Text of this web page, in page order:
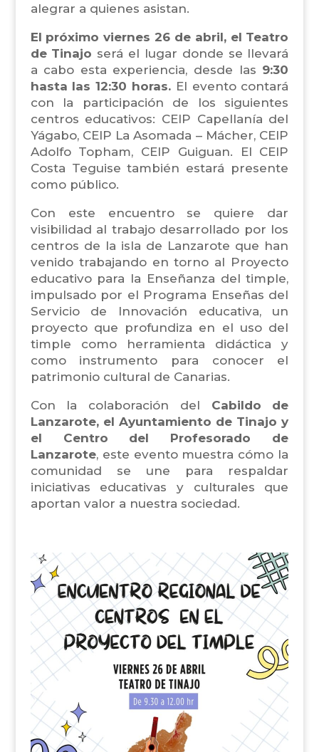
alegrar a quienes asistan.
El próximo viernes 26 de abril, el Teatro
de Tinajo será el lugar donde se llevará
a cabo esta experiencia, desde las 9:30
hasta las 12:30 horas. El evento contará
con la participación de los siguientes
centros educativos: CEIP Capellanía del
Yágabo, CEIP La Asomada – Mácher, CEIP
Adolfo Topham, CEIP Guiguan. El CEIP
Costa Teguise también estará presente
como público.
Con este encuentro se quiere dar
visibilidad al trabajo desarrollado por los
centros de la isla de Lanzarote que han
venido trabajando en torno al Proyecto
educativo para la Enseñanza del timple,
impulsado por el Programa Enseñas del
Servicio de Innovación educativa, un
proyecto que profundiza en el uso del
timple como herramienta didáctica y
como instrumento para conocer el
patrimonio cultural de Canarias.
Con la colaboración del Cabildo de
Lanzarote, el Ayuntamiento de Tinajo y
el Centro del Profesorado de
Lanzarote, este evento muestra cómo la
comunidad se une para respaldar
iniciativas educativas y culturales que
aportan valor a nuestra sociedad.